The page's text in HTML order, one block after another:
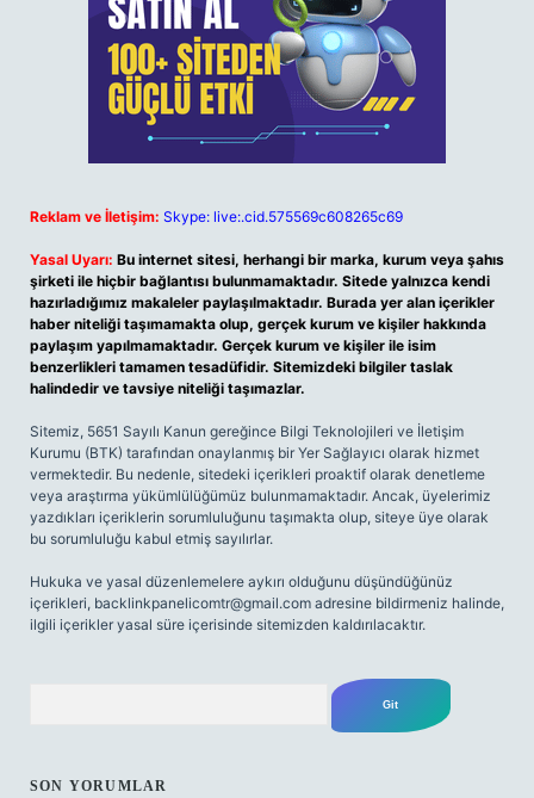
Reklam ve İletişim: Skype: live:.cid.575569c608265c69
Yasal Uyarı: Bu internet sitesi, herhangi bir marka, kurum veya şahıs
şirketi ile hiçbir bağlantısı bulunmamaktadır. Sitede yalnızca kendi
hazırladığımız makaleler paylaşılmaktadır. Burada yer alan içerikler
haber niteliği taşımamakta olup, gerçek kurum ve kişiler hakkında
paylaşım yapılmamaktadır. Gerçek kurum ve kişiler ile isim
benzerlikleri tamamen tesadüfidir. Sitemizdeki bilgiler taslak
halindedir ve tavsiye niteliği taşımazlar.
Sitemiz, 5651 Sayılı Kanun gereğince Bilgi Teknolojileri ve İletişim
Kurumu (BTK) tarafından onaylanmış bir Yer Sağlayıcı olarak hizmet
vermektedir. Bu nedenle, sitedeki içerikleri proaktif olarak denetleme
veya araştırma yükümlülüğümüz bulunmamaktadır. Ancak, üyelerimiz
yazdıkları içeriklerin sorumluluğunu taşımakta olup, siteye üye olarak
bu sorumluluğu kabul etmiş sayılırlar.
Hukuka ve yasal düzenlemelere aykırı olduğunu düşündüğünüz
içerikleri, backlinkpanelicomtr@gmail.com adresine bildirmeniz halinde,
ilgili içerikler yasal süre içerisinde sitemizden kaldırılacaktır.
SON YORUMLAR